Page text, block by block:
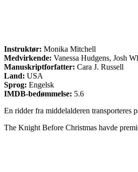
Instruktør: Monika Mitchell
Medvirkende: Vanessa Hudgens, Josh
Manuskriptforfatter: Cara J. Russell
Land: USA
Sprog: Engelsk
IMDB-bedømmelse: 5.6
En ridder fra middelalderen
The Knight Before Christmas havde